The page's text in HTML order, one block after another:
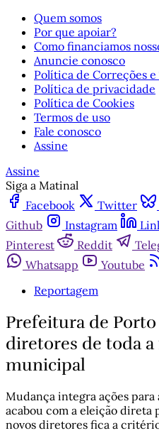
Quem somos
Por que apoiar?
Como financiamos
Anuncie conosco
Política de Correções
Política de privacidade
Política de Cookies
Termos de uso
Fale conosco
Assine
Assine
Siga a Matinal
Facebook
Twitter
Github
Instagram
Pinterest
Reddit
Whatsapp
Youtube
Reportagem
Prefeitura de
diretores de toda
municipal
Mudança integra ações para
acabou com a eleição direta
novos diretores fica a